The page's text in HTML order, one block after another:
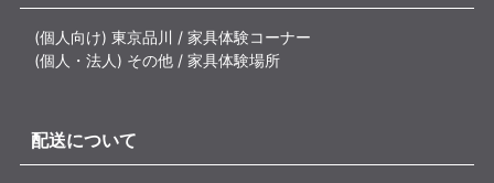
(個人向け) 東京品川 / 家具体験コーナー
(個人・法人) その他 / 家具体験場所
配送について